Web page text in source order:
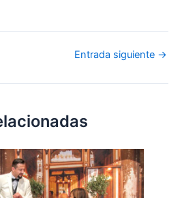
Entrada siguiente →